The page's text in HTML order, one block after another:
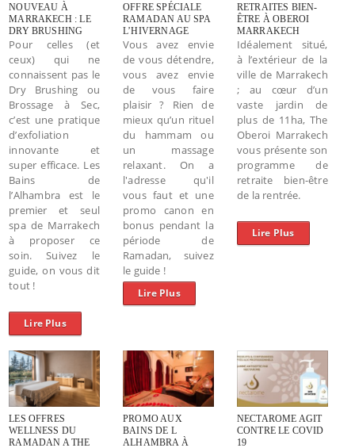
NOUVEAU À
MARRAKECH : LE
DRY BRUSHING
Pour celles (et
ceux) qui ne
connaissent pas le
Dry Brushing ou
Brossage à Sec,
c’est une pratique
d’exfoliation
innovante et
super efficace. Les
Bains de
l’Alhambra est le
premier et seul
spa de Marrakech
à proposer ce
soin. Suivez le
guide, on vous dit
tout !
Lire Plus
OFFRE SPÉCIALE
RAMADAN AU SPA
L’HIVERNAGE
Vous avez envie
de vous détendre,
vous avez envie
de vous faire
plaisir ? Rien de
mieux qu’un rituel
du hammam ou
un massage
relaxant. On a
l'adresse qu'il
vous faut et une
promo canon en
bonus pendant la
période de
Ramadan, suivez
le guide !
Lire Plus
RETRAITES BIEN-
ÊTRE À OBEROI
MARRAKECH
Idéalement situé,
à l’extérieur de la
ville de Marrakech
; au cœur d’un
vaste jardin de
plus de 11ha, The
Oberoi Marrakech
vous présente son
programme de
retraite bien-être
de la rentrée.
Lire Plus
LES OFFRES
WELLNESS DU
RAMADAN A THE
PROMO AUX
BAINS DE L
ALHAMBRA À
NECTAROME AGIT
CONTRE LE COVID
19